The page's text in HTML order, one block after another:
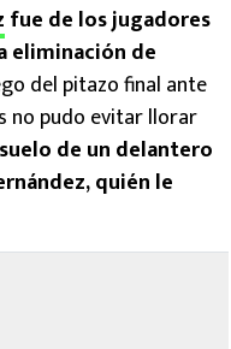
fue de los jugadores
eliminación de
del pitazo final ante
no pudo evitar llorar
de un delantero
quién le